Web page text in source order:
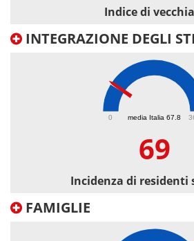
Indice di
INTEGRAZIONE DEGLI
media Italia 67.8
0
69
Incidenza di residenti
FAMIGLIE